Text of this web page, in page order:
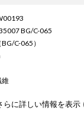
BG/C-065
C-065）
維
らに詳しい情報を表示